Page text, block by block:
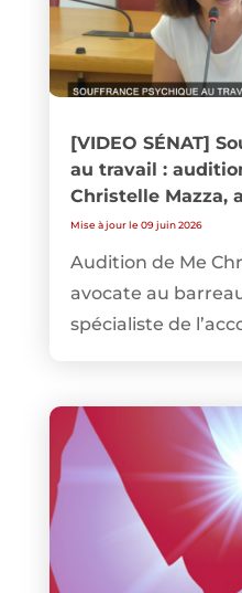
[VIDEO SÉNAT]
au travail :
Christelle Mazza,
Mise à jour le 09 juin 2026
Audition de Me
avocate au
spécialiste de